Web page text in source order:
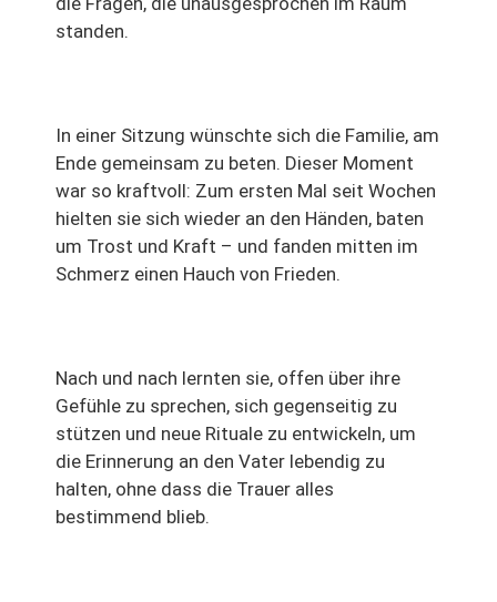
standen.
In einer Sitzung wünschte sich die Familie, am
Ende gemeinsam zu beten. Dieser Moment
war so kraftvoll: Zum ersten Mal seit Wochen
hielten sie sich wieder an den Händen, baten
um Trost und Kraft – und fanden mitten im
Schmerz einen Hauch von Frieden.
Nach und nach lernten sie, offen über ihre
Gefühle zu sprechen, sich gegenseitig zu
stützen und neue Rituale zu entwickeln, um
die Erinnerung an den Vater lebendig zu
halten, ohne dass die Trauer alles
bestimmend blieb.